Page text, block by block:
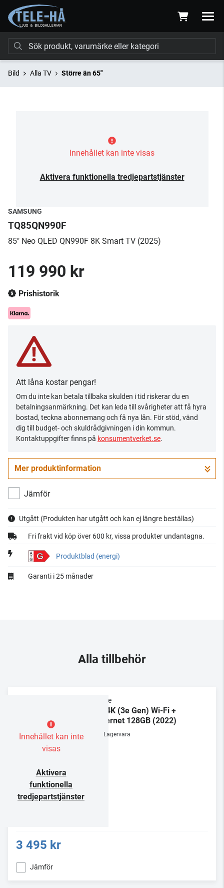
Bild Alla TV Större än 65"
Innehållet kan inte visas
Aktivera funktionella tredjepartstjänster
SAMSUNG
TQ85QN990F
85" Neo QLED QN990F 8K Smart TV (2025)
119 990 kr
Prishistorik
Att låna kostar pengar!
Om du inte kan betala tillbaka skulden i tid riskerar du en
betalningsanmärkning. Det kan leda till svårigheter att få hyra
bostad, teckna abonnemang och få nya lån. För stöd, vänd
dig till budget- och skuldrådgivningen i din kommun.
Kontaktuppgifter finns på konsumentverket.se.
Mer produktinformation
Jämför
Utgått (Produkten har utgått och kan ej längre beställas)
Fri frakt vid köp över 600 kr, vissa produkter undantagna.
G Produktblad (energi)
Garanti i 25 månader
Alla tillbehör
Innehållet kan inte
visas
Aktivera
funktionella
tredjepartstjänster
Apple
TV 4K (3e Gen) Wi-Fi +
Ethernet 128GB (2022)
Lagervara
3 495 kr
Jämför